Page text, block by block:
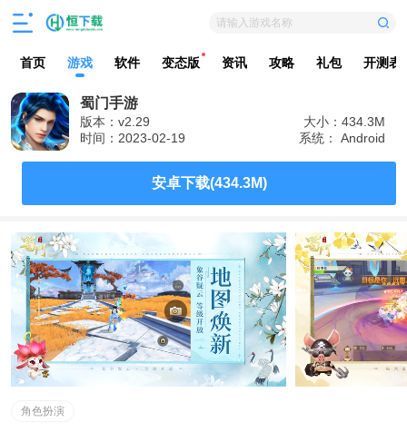
请输入游戏名称
首页 游戏 软件 变态版 资讯 攻略 礼包 开测表
蜀门手游
版本：v2.29
大小：434.3M
时间：2023-02-19
系统： Android
安卓下载(434.3M)
角色扮演